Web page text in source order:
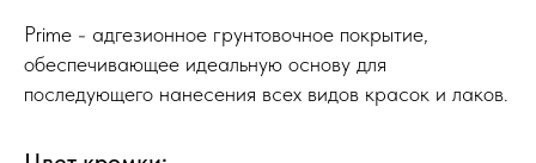
Prime - адгезионное грунтовочное покрытие,
обеспечивающее идеальную основу для
последующего нанесения всех видов красок и лаков.